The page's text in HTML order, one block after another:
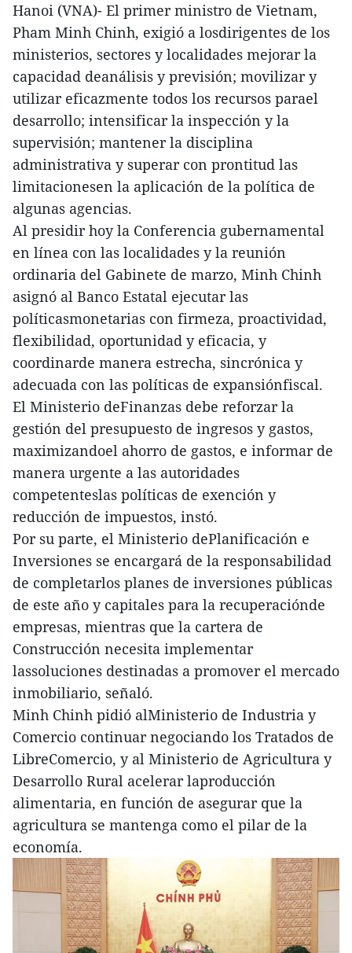
Hanoi (VNA)- El primer ministro de Vietnam,
Pham Minh Chinh, exigió a losdirigentes de los
ministerios, sectores y localidades mejorar la
capacidad deanálisis y previsión; movilizar y
utilizar eficazmente todos los recursos parael
desarrollo; intensificar la inspección y la
supervisión; mantener la disciplina
administrativa y superar con prontitud las
limitacionesen la aplicación de la política de
algunas agencias.
Al presidir hoy la Conferencia gubernamental
en línea con las localidades y la reunión
ordinaria del Gabinete de marzo, Minh Chinh
asignó al Banco Estatal ejecutar las
políticasmonetarias con firmeza, proactividad,
flexibilidad, oportunidad y eficacia, y
coordinarde manera estrecha, sincrónica y
adecuada con las políticas de expansiónfiscal.
El Ministerio deFinanzas debe reforzar la
gestión del presupuesto de ingresos y gastos,
maximizandoel ahorro de gastos, e informar de
manera urgente a las autoridades
competenteslas políticas de exención y
reducción de impuestos, instó.
Por su parte, el Ministerio dePlanificación e
Inversiones se encargará de la responsabilidad
de completarlos planes de inversiones públicas
de este año y capitales para la recuperaciónde
empresas, mientras que la cartera de
Construcción necesita implementar
lassoluciones destinadas a promover el mercado
inmobiliario, señaló.
Minh Chinh pidió alMinisterio de Industria y
Comercio continuar negociando los Tratados de
LibreComercio, y al Ministerio de Agricultura y
Desarrollo Rural acelerar laproducción
alimentaria, en función de asegurar que la
agricultura se mantenga como el pilar de la
economía.